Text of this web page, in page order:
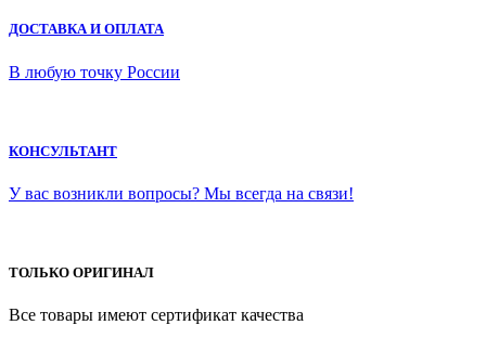
ДОСТАВКА И ОПЛАТА
В любую точку России
КОНСУЛЬТАНТ
У вас возникли вопросы? Мы всегда на связи!
ТОЛЬКО ОРИГИНАЛ
Все товары имеют сертификат качества